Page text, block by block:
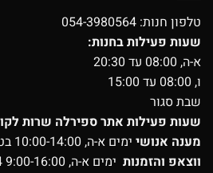
טלפון חנות: 054-3980564
שעות פעילות בחנות:
א-ה, 08:00 עד 20:30
ו, 08:00 עד 15:00
שבת סגור
שעות פעילות אתר ספירלה שרות
מענה אנושי ימים א-ה, 10:00-14:00 בטלפון:
ווצאפ והזמנות ימים א-ה, 9:00-16:00